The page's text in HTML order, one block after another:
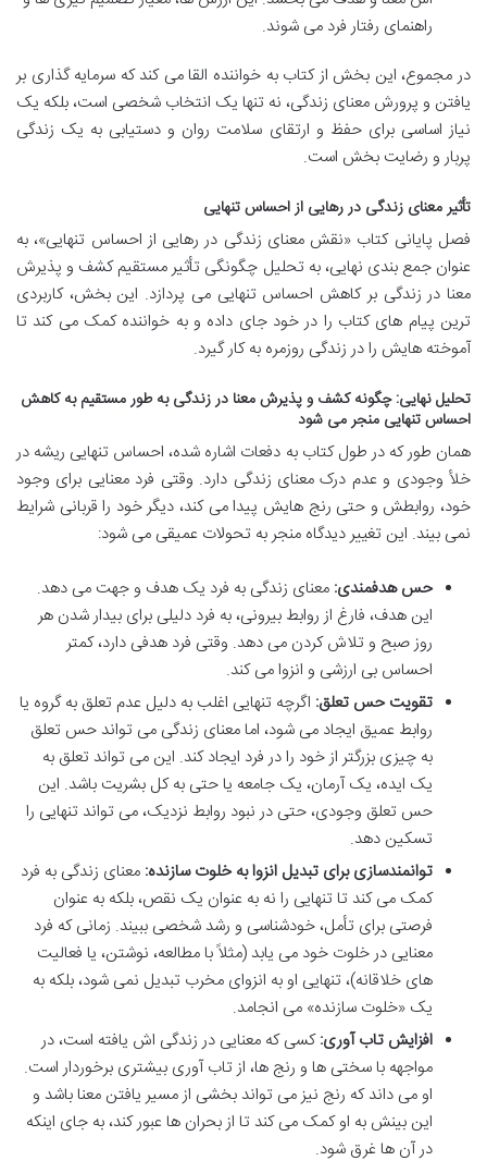
راهنمای رفتار فرد می شوند.
در مجموع، این بخش از کتاب به خواننده القا می کند که سرمایه گذاری بر
یافتن و پرورش معنای زندگی، نه تنها یک انتخاب شخصی است، بلکه یک
نیاز اساسی برای حفظ و ارتقای سلامت روان و دستیابی به یک زندگی
پربار و رضایت بخش است.
تأثیر معنای زندگی در رهایی از احساس تنهایی
فصل پایانی کتاب «نقش معنای زندگی در رهایی از احساس تنهایی»، به
عنوان جمع بندی نهایی، به تحلیل چگونگی تأثیر مستقیم کشف و پذیرش
معنا در زندگی بر کاهش احساس تنهایی می پردازد. این بخش، کاربردی
ترین پیام های کتاب را در خود جای داده و به خواننده کمک می کند تا
آموخته هایش را در زندگی روزمره به کار گیرد.
تحلیل نهایی: چگونه کشف و پذیرش معنا در زندگی به طور مستقیم به کاهش
احساس تنهایی منجر می شود
همان طور که در طول کتاب به دفعات اشاره شده، احساس تنهایی ریشه در
خلأ وجودی و عدم درک معنای زندگی دارد. وقتی فرد معنایی برای وجود
خود، روابطش و حتی رنج هایش پیدا می کند، دیگر خود را قربانی شرایط
نمی بیند. این تغییر دیدگاه منجر به تحولات عمیقی می شود:
حس هدفمندی: معنای زندگی به فرد یک هدف و جهت می دهد.
این هدف، فارغ از روابط بیرونی، به فرد دلیلی برای بیدار شدن هر
روز صبح و تلاش کردن می دهد. وقتی فرد هدفی دارد، کمتر
احساس بی ارزشی و انزوا می کند.
تقویت حس تعلق: اگرچه تنهایی اغلب به دلیل عدم تعلق به گروه یا
روابط عمیق ایجاد می شود، اما معنای زندگی می تواند حس تعلق
به چیزی بزرگتر از خود را در فرد ایجاد کند. این می تواند تعلق به
یک ایده، یک آرمان، یک جامعه یا حتی به کل بشریت باشد. این
حس تعلق وجودی، حتی در نبود روابط نزدیک، می تواند تنهایی را
تسکین دهد.
توانمندسازی برای تبدیل انزوا به خلوت سازنده: معنای زندگی به فرد
کمک می کند تا تنهایی را نه به عنوان یک نقص، بلکه به عنوان
فرصتی برای تأمل، خودشناسی و رشد شخصی ببیند. زمانی که فرد
معنایی در خلوت خود می یابد (مثلاً با مطالعه، نوشتن، یا فعالیت
های خلاقانه)، تنهایی او به انزوای مخرب تبدیل نمی شود، بلکه به
یک «خلوت سازنده» می انجامد.
افزایش تاب آوری:کسی که معنایی در زندگی اش یافته است، در
مواجهه با سختی ها و رنج ها، از تاب آوری بیشتری برخوردار است.
او می داند که رنج نیز می تواند بخشی از مسیر یافتن معنا باشد و
این بینش به او کمک می کند تا از بحران ها عبور کند، به جای اینکه
در آن ها غرق شود.